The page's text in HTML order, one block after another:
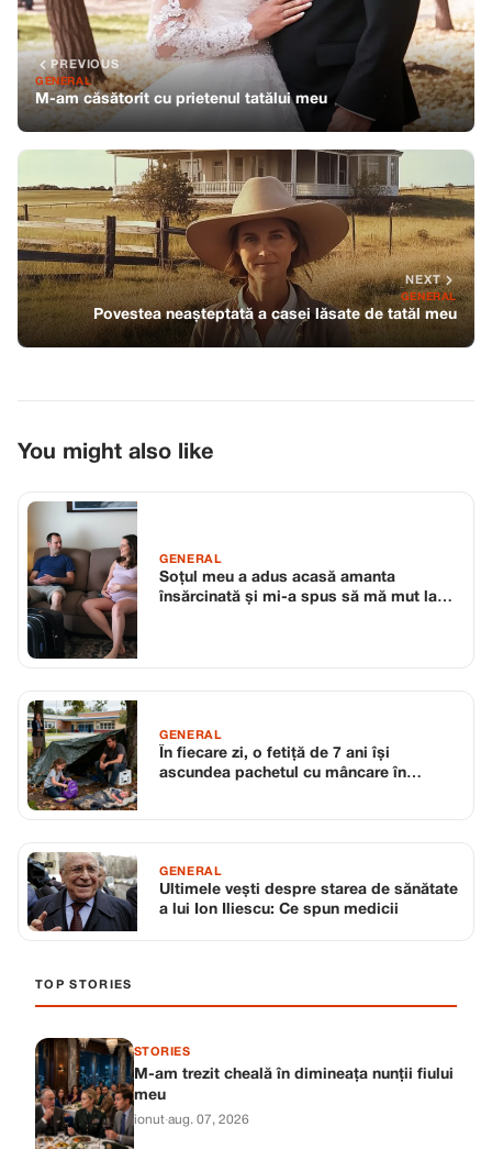
PREVIOUS
GENERAL
M-am căsătorit cu prietenul tatălui meu
NEXT
GENERAL
Povestea neașteptată a casei lăsate de tatăl meu
You might also like
GENERAL
Soțul meu a adus acasă amanta
însărcinată și mi-a spus să mă mut la
GENERAL
În fiecare zi, o fetiță de 7 ani își
ascundea pachetul cu mâncare în
GENERAL
Ultimele vești despre starea de sănătate
a lui Ion Iliescu: Ce spun medicii
TOP STORIES
STORIES
M-am trezit cheală în dimineața nunții fiului
meu
ionut·aug. 07, 2026